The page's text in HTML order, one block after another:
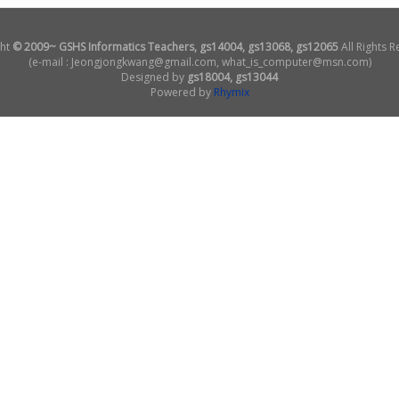
© 2009~ GSHS Informatics Teachers, gs14004, gs13068, gs12065All Rights
(e-mail : Jeongjongkwang@gmail.com, what_is_computer@msn.com)
Designed by gs18004, gs13044
Powered by Rhymix